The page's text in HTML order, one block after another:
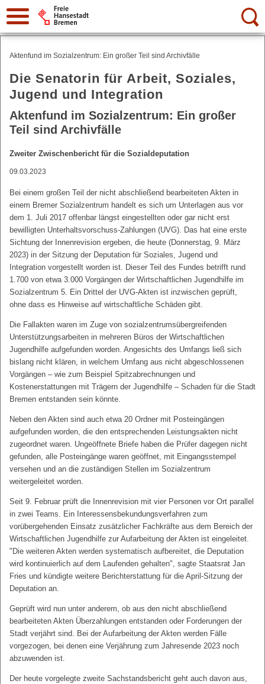
Suche:
Aktenfund im Sozialzentrum: Ein großer Teil sind Archivfälle
Die Senatorin für Arbeit, Soziales,
Jugend und Integration
Aktenfund im Sozialzentrum: Ein großer
Teil sind Archivfälle
Zweiter Zwischenbericht für die Sozialdeputation
09.03.2023
Bei einem großen Teil der nicht abschließend bearbeiteten Akten in
einem Bremer Sozialzentrum handelt es sich um Unterlagen aus vor
dem 1. Juli 2017 offenbar längst eingestellten oder gar nicht erst
bewilligten Unterhaltsvorschuss-Zahlungen (UVG). Das hat eine erste
Sichtung der Innenrevision ergeben, die heute (Donnerstag, 9. März
2023) in der Sitzung der Deputation für Soziales, Jugend und
Integration vorgestellt worden ist. Dieser Teil des Fundes betrifft rund
1.700 von etwa 3.000 Vorgängen der Wirtschaftlichen Jugendhilfe im
Sozialzentrum 5. Ein Drittel der UVG-Akten ist inzwischen geprüft,
ohne dass es Hinweise auf wirtschaftliche Schäden gibt.
Die Fallakten waren im Zuge von sozialzentrumsübergreifenden
Unterstützungsarbeiten in mehreren Büros der Wirtschaftlichen
Jugendhilfe aufgefunden worden. Angesichts des Umfangs ließ sich
bislang nicht klären, in welchem Umfang aus nicht abgeschlossenen
Vorgängen – wie zum Beispiel Spitzabrechnungen und
Kostenerstattungen mit Trägern der Jugendhilfe – Schaden für die Stadt
Bremen entstanden sein könnte.
Neben den Akten sind auch etwa 20 Ordner mit Posteingängen
aufgefunden worden, die den entsprechenden Leistungsakten nicht
zugeordnet waren. Ungeöffnete Briefe haben die Prüfer dagegen nicht
gefunden, alle Posteingänge waren geöffnet, mit Eingangsstempel
versehen und an die zuständigen Stellen im Sozialzentrum
weitergeleitet worden.
Seit 9. Februar prüft die Innenrevision mit vier Personen vor Ort parallel
in zwei Teams. Ein Interessensbekundungsverfahren zum
vorübergehenden Einsatz zusätzlicher Fachkräfte aus dem Bereich der
Wirtschaftlichen Jugendhilfe zur Aufarbeitung der Akten ist eingeleitet.
"Die weiteren Akten werden systematisch aufbereitet, die Deputation
wird kontinuierlich auf dem Laufenden gehalten", sagte Staatsrat Jan
Fries und kündigte weitere Berichterstattung für die April-Sitzung der
Deputation an.
Geprüft wird nun unter anderem, ob aus den nicht abschließend
bearbeiteten Akten Überzahlungen entstanden oder Forderungen der
Stadt verjährt sind. Bei der Aufarbeitung der Akten werden Fälle
vorgezogen, bei denen eine Verjährung zum Jahresende 2023 noch
abzuwenden ist.
Der heute vorgelegte zweite Sachstandsbericht geht auch davon aus,